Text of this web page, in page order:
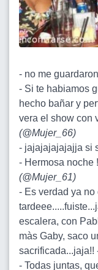
- no me
- Si te habiamos
hecho bañar y
vera el show con
(@Mujer_66)
- jajajajajajajja si
- Hermosa noche
(@Mujer_61)
- Es verdad ya
escalera, con
màs Gaby, saco
sacrificada...jaja!!
- Todas juntas,